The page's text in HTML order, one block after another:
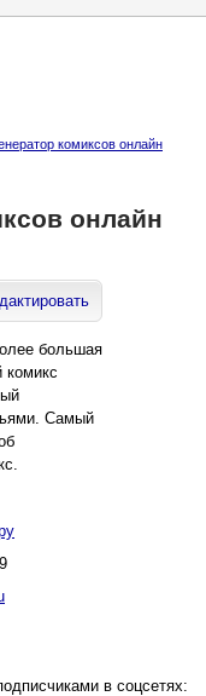
комиксов онлайн
онлайн
большая
комикс
Самый
в соцсетях: